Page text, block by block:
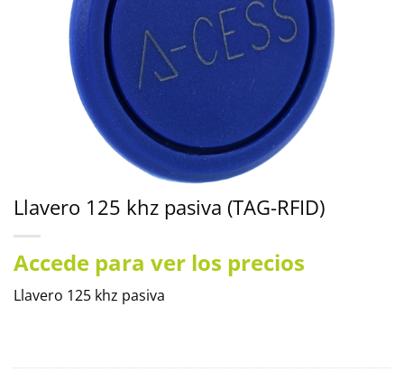
Llavero 125 khz pasiva (TAG-RFID)
Accede para ver los precios
Llavero 125 khz pasiva